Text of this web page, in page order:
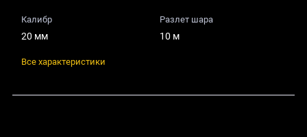
Калибр
20 мм
Разлет шара
10 м
Все характеристики